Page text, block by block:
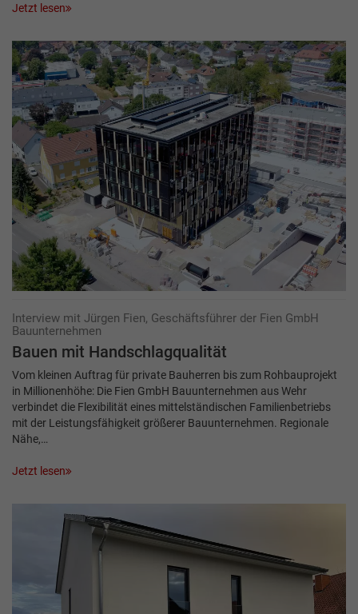
Jetzt lesen
Interview mit Jürgen Fien, Geschäftsführer der Fien GmbH
Bauunternehmen
Bauen mit Handschlagqualität
Vom kleinen Auftrag für private Bauherren bis zum Rohbauprojekt
in Millionenhöhe: Die Fien GmbH Bauunternehmen aus Wehr
verbindet die Flexibilität eines mittelständischen Familienbetriebs
mit der Leistungsfähigkeit größerer Bauunternehmen. Regionale
Nähe,…
Jetzt lesen